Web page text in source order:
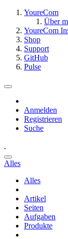
YoureCom
Über
YoureCom
Shop
Support
GitHub
Pulse
Anmelden
Registrieren
Suche
Alles
Alles
Artikel
Seiten
Aufgaben
Produkte